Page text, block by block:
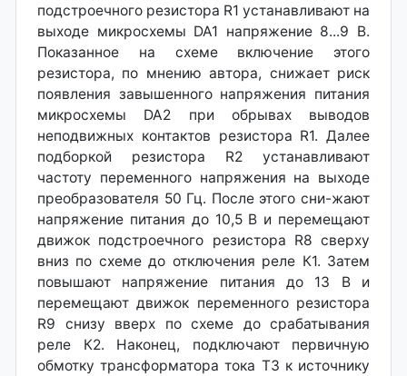
подстроечного резистора R1 устанавливают на
выходе микросхемы DA1 напряжение 8...9 В.
Показанное на схеме включение этого
резистора, по мнению автора, снижает риск
появления завышенного напряжения питания
микросхемы DA2 при обрывах выводов
неподвижных контактов резистора R1. Далее
подборкой резистора R2 устанавливают
частоту переменного напряжения на выходе
преобразователя 50 Гц. После этого сни-жают
напряжение питания до 10,5 В и перемещают
движок подстроечного резистора R8 сверху
вниз по схеме до отключения реле К1. Затем
повышают напряжение питания до 13 В и
перемещают движок переменного резистора
R9 снизу вверх по схеме до срабатывания
реле К2. Наконец, подключают первичную
обмотку трансформатора тока ТЗ к источнику